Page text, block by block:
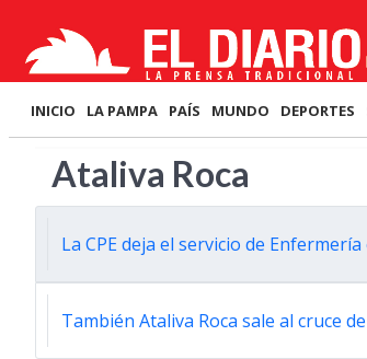
INICIO LA PAMPA PAÍS MUNDO DEPORTES
Ataliva Roca
La CPE deja el servicio de
También Ataliva Roca sale al cruce